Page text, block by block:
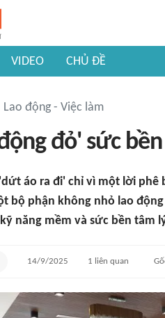
VIDEO CHỦ ĐỀ
Lao động - Việc làm
đỏ' sức
áo ra đi' chỉ vì một lời
bộ phận không nhỏ lao
năng mềm và sức bền tâm
14/9/2025 1 liên quan